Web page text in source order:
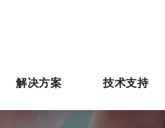
解决方案 技术支持